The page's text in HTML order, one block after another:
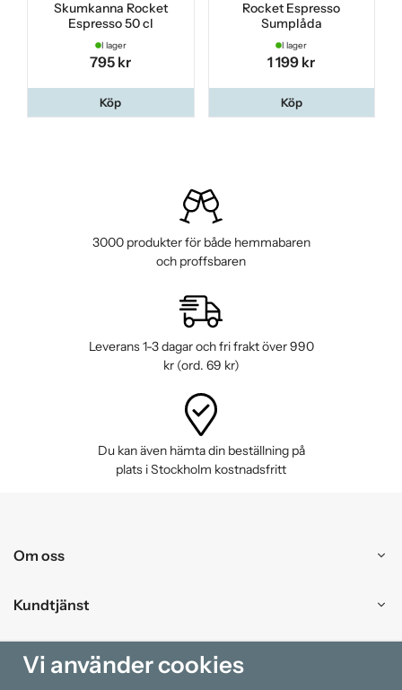
Skumkanna Rocket
Espresso 50 cl
I lager
795 kr
Köp
Rocket Espresso
Sumplåda
I lager
1 199 kr
Köp
3000 produkter för både hemmabaren
och proffsbaren
Leverans 1-3 dagar och fri frakt över 990
kr (ord. 69 kr)
Du kan även hämta din beställning på
plats i Stockholm kostnadsfritt
Om oss
Kundtjänst
Handla
Vi använder cookies